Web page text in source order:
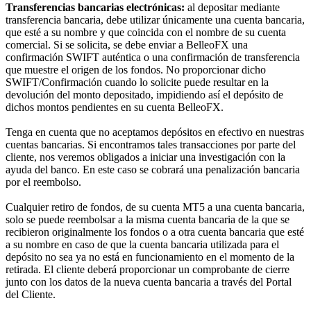
Transferencias bancarias electrónicas: al depositar mediante
transferencia bancaria, debe utilizar únicamente una cuenta bancaria,
que esté a su nombre y que coincida con el nombre de su cuenta
comercial. Si se solicita, se debe enviar a BelleoFX una
confirmación SWIFT auténtica o una confirmación de transferencia
que muestre el origen de los fondos. No proporcionar dicho
SWIFT/Confirmación cuando lo solicite puede resultar en la
devolución del monto depositado, impidiendo así el depósito de
dichos montos pendientes en su cuenta BelleoFX.
Tenga en cuenta que no aceptamos depósitos en efectivo en nuestras
cuentas bancarias. Si encontramos tales transacciones por parte del
cliente, nos veremos obligados a iniciar una investigación con la
ayuda del banco. En este caso se cobrará una penalización bancaria
por el reembolso.
Cualquier retiro de fondos, de su cuenta MT5 a una cuenta bancaria,
solo se puede reembolsar a la misma cuenta bancaria de la que se
recibieron originalmente los fondos o a otra cuenta bancaria que esté
a su nombre en caso de que la cuenta bancaria utilizada para el
depósito no sea ya no está en funcionamiento en el momento de la
retirada. El cliente deberá proporcionar un comprobante de cierre
junto con los datos de la nueva cuenta bancaria a través del Portal
del Cliente.